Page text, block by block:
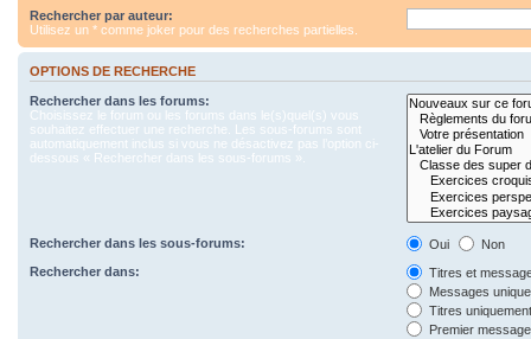
Rechercher par auteur:
Utilisez un * comme joker pour des recherches partielles.
OPTIONS DE RECHERCHE
Rechercher dans les forums:
Choisissez le forum ou les forums dans le(s)quel(s) vous
souhaitez effectuer une recherche. Les sous-forums sont
automatiquement inclus si vous ne désactivez pas l’option ci-
dessous « Rechercher dans les sous-forums ».
Rechercher dans les sous-forums: Oui
Non
Rechercher dans:
Titres et
Messages
Titres
Premier